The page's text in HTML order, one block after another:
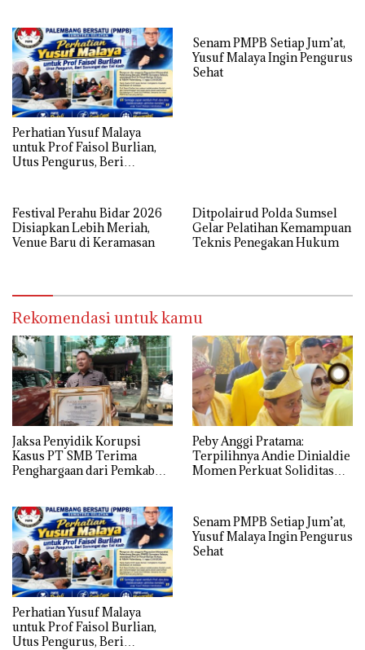
Perhatian Yusuf Malaya
untuk Prof Faisol Burlian,
Utus Pengurus, Beri
Senam PMPB Setiap Jum’at,
Yusuf Malaya Ingin Pengurus
Sehat
Festival Perahu Bidar 2026
Disiapkan Lebih Meriah,
Venue Baru di Keramasan
Ditpolairud Polda Sumsel
Gelar Pelatihan Kemampuan
Teknis Penegakan Hukum
Rekomendasi untuk kamu
Jaksa Penyidik Korupsi
Kasus PT SMB Terima
Penghargaan dari Pemkab
Peby Anggi Pratama:
Terpilihnya Andie Dinialdie
Momen Perkuat Soliditas
Perhatian Yusuf Malaya
untuk Prof Faisol Burlian,
Utus Pengurus, Beri
Senam PMPB Setiap Jum’at,
Yusuf Malaya Ingin Pengurus
Sehat